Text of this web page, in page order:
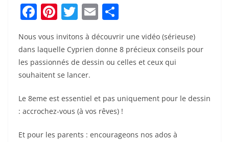
F
c
e
b
o
o
Pi
nt
er
e
st
T
w
itt
er
E
m
ai
l
ar
ta
g
Nous vous invitons à découvrir une vidéo (sérieuse)
dans laquelle Cyprien donne 8 précieux conseils pour
les passionnés de dessin ou celles et ceux qui
souhaitent se lancer.
Le 8eme est essentiel et pas uniquement pour le dessin
: accrochez-vous (à vos rêves) !
Et pour les parents : encourageons nos ados à